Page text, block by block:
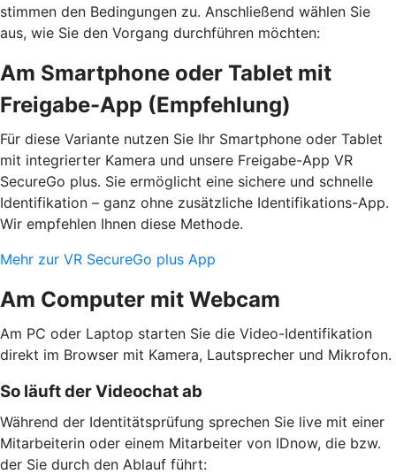
stimmen den Bedingungen zu. Anschließend wählen Sie
aus, wie Sie den Vorgang durchführen möchten:
Am Smartphone oder Tablet mit
Freigabe-App (Empfehlung)
Für diese Variante nutzen Sie Ihr Smartphone oder Tablet
mit integrierter Kamera und unsere Freigabe-App VR
SecureGo plus. Sie ermöglicht eine sichere und schnelle
Identifikation – ganz ohne zusätzliche Identifikations-App.
Wir empfehlen Ihnen diese Methode.
Mehr zur VR SecureGo plus App
Am Computer mit Webcam
Am PC oder Laptop starten Sie die Video-Identifikation
direkt im Browser mit Kamera, Lautsprecher und Mikrofon.
So läuft der Videochat ab
Während der Identitätsprüfung sprechen Sie live mit einer
Mitarbeiterin oder einem Mitarbeiter von IDnow, die bzw.
der Sie durch den Ablauf führt: